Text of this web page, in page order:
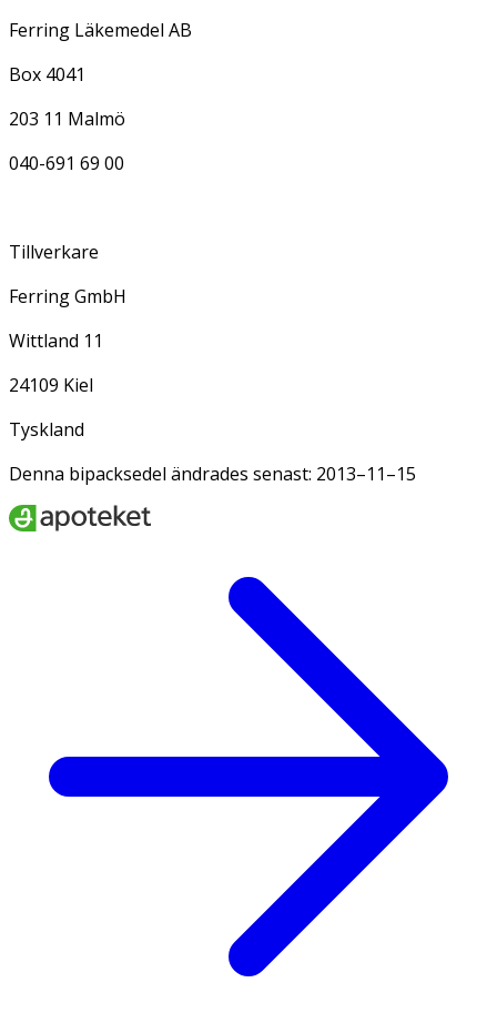
Ferring Läkemedel AB
Box 4041
203 11 Malmö
040-691 69 00
Tillverkare
Ferring GmbH
Wittland 11
24109 Kiel
Tyskland
Denna bipacksedel ändrades senast: 2013–11–15